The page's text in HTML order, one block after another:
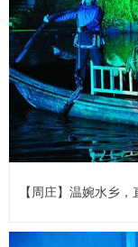
【周庄】温婉水乡